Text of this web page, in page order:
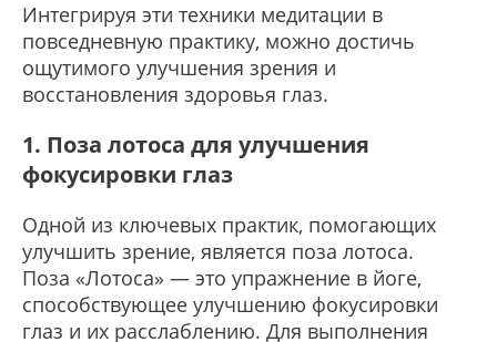
Интегрируя эти техники медитации в
повседневную практику, можно достичь
ощутимого улучшения зрения и
восстановления здоровья глаз.
1. Поза лотоса для улучшения
фокусировки глаз
Одной из ключевых практик, помогающих
улучшить зрение, является поза лотоса.
Поза «Лотоса» — это упражнение в йоге,
способствующее улучшению фокусировки
глаз и их расслаблению. Для выполнения